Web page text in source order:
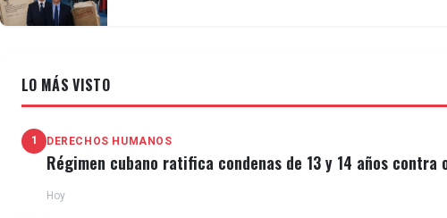
LO MÁS VISTO
1 DERECHOS HUMANOS
Régimen cubano ratifica condenas de 13 y 14 años contra
Hoy